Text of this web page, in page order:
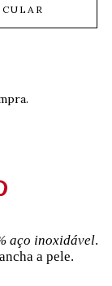
aço inoxidável.
a pele.